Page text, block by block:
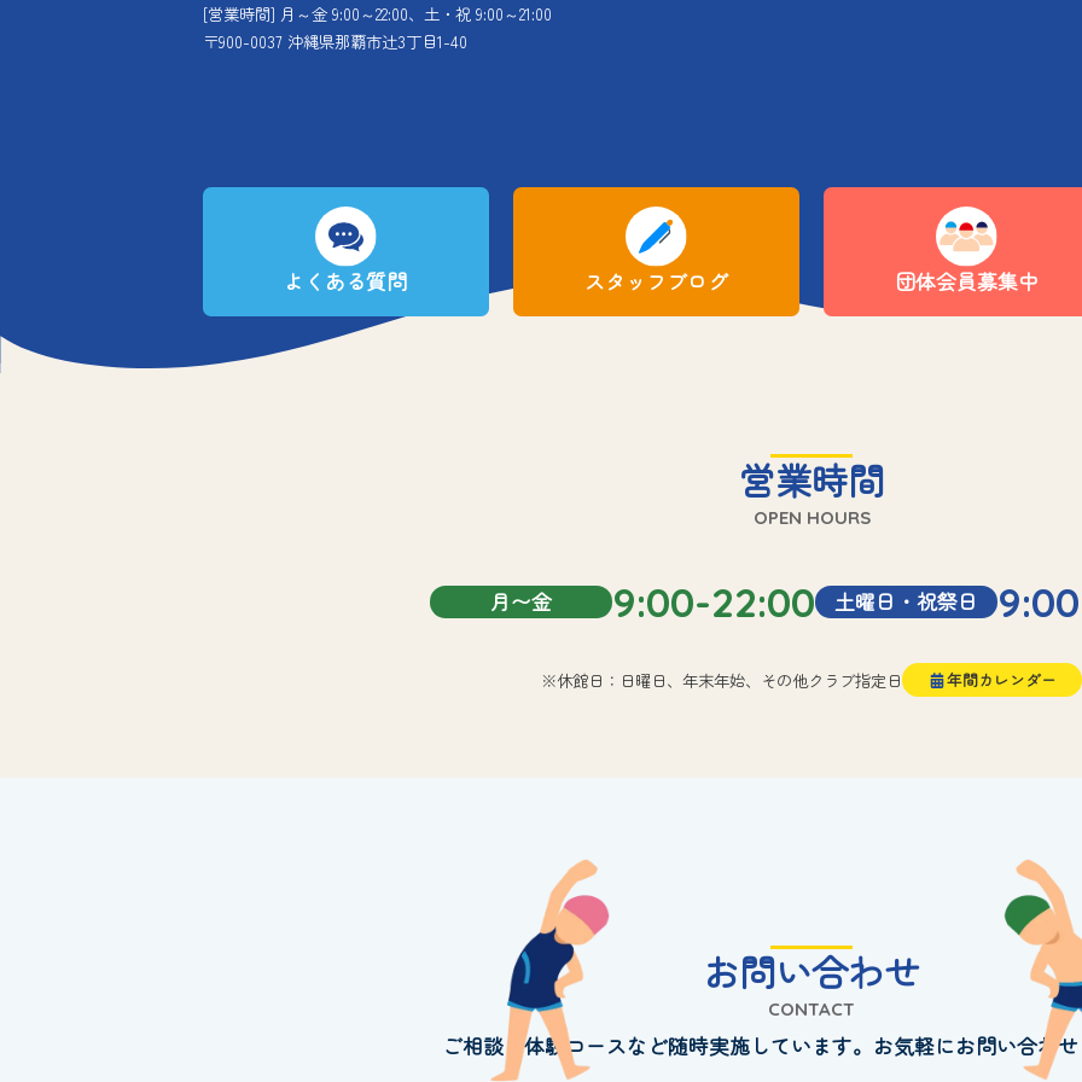
[営業時間] 月～金 9:00～22:00、土・祝 9:00～21:00
〒900-0037 沖縄県那覇市辻3丁目1-40
よくある質問 スタッフブログ 団体会員募集中
営業時間
OPEN HOURS
月〜金 9:00-22:00 土曜日・祝祭日
※休館日：日曜日、年末年始、その他クラブ指定日 年間カレンダー
お問い合わせ
CONTACT
ご相談・体験コースなど随時実施しています。お気軽にお問い合わ